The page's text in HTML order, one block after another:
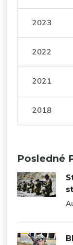
2023
2022
2021
2018
Posledné